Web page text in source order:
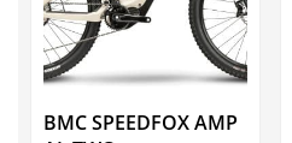
BMC SPEEDFOX AMP